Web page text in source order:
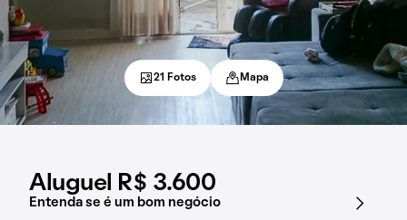
Aluguel R$ 3.600
Entenda se é um bom negócio
21 Fotos Mapa